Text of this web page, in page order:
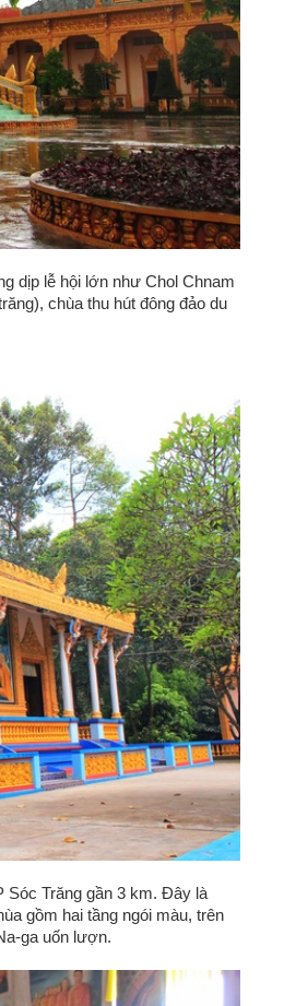
dịp lễ hội lớn như Chol Chnam
chùa thu hút đông đảo du
Sóc Trăng gần 3 km. Đây là
gồm hai tầng ngói màu, trên
ga uốn lượn.